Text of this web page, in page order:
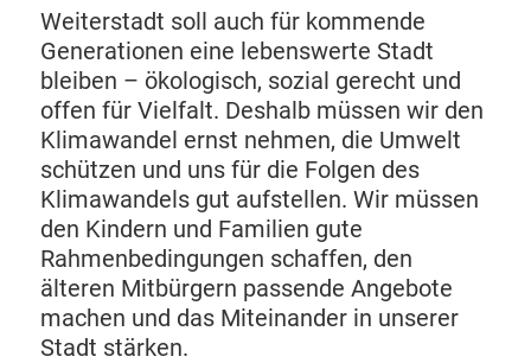
Weiterstadt soll auch für kommende
Generationen eine lebenswerte Stadt
bleiben – ökologisch, sozial gerecht und
offen für Vielfalt. Deshalb müssen wir den
Klimawandel ernst nehmen, die Umwelt
schützen und uns für die Folgen des
Klimawandels gut aufstellen. Wir müssen
den Kindern und Familien gute
Rahmenbedingungen schaffen, den
älteren Mitbürgern passende Angebote
machen und das Miteinander in unserer
Stadt stärken.